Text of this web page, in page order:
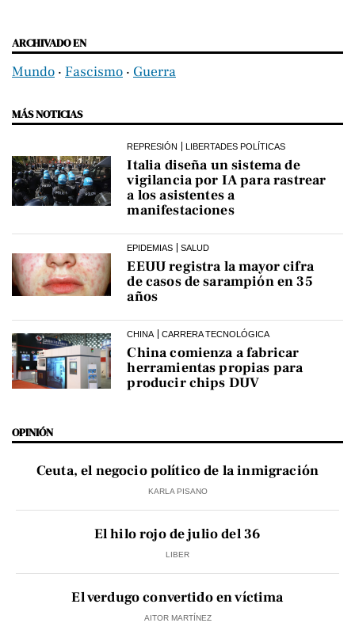
ARCHIVADO EN
Mundo ‧ Fascismo ‧ Guerra
MÁS NOTICIAS
REPRESIÓN LIBERTADES POLÍTICAS
Italia diseña un sistema de
vigilancia por IA para rastrear
a los asistentes a
manifestaciones
EPIDEMIAS SALUD
EEUU registra la mayor cifra
de casos de sarampión en 35
años
CHINA CARRERA TECNOLÓGICA
China comienza a fabricar
herramientas propias para
producir chips DUV
OPINIÓN
Ceuta, el negocio político de la inmigración
KARLA PISANO
El hilo rojo de julio del 36
LIBER
El verdugo convertido en víctima
AITOR MARTÍNEZ